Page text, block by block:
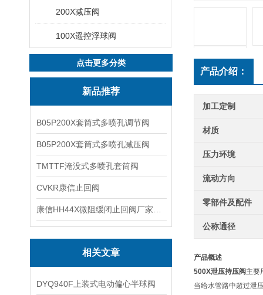
200X减压阀
100X遥控浮球阀
点击更多分类
新品推荐
B05P200X套筒式多喷孔调节阀
B05P200X套筒式多喷孔减压阀
TMTTF淹没式多喷孔套筒阀
CVKR康信止回阀
相关文章
DYQ940F上装式电动偏心半球阀
产品介绍：
加工定制
材质
压力环境
流动方向
零部件及配件
公称通径
产品概述
500X泄压持压阀 主要
当给水管路中超过泄